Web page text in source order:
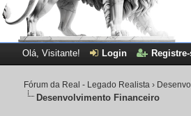
Olá, Visitante! Login Registre-
Fórum da Real - Legado Realista ›
Desenvolvimento Financeiro